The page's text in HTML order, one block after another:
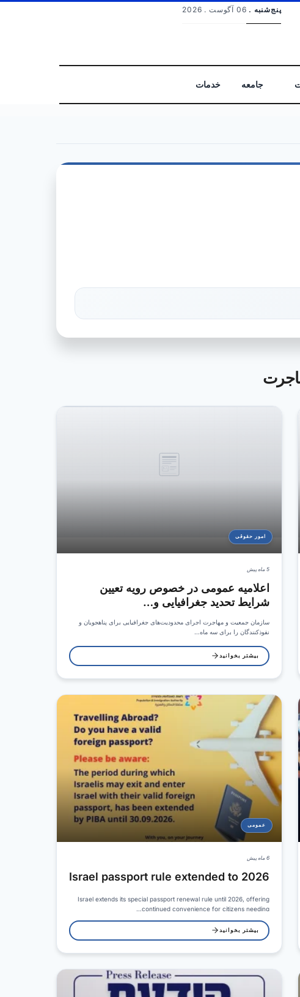
پنج‌شنبه . 06 آگوست . 2026
جامعه خدمات
امور حقوقی
5 ماه پیش
اعلامیه عمومی در خصوص رویه تعیین
شرایط تحدید جغرافیایی و…
سازمان جمعیت و مهاجرت اجرای محدودیت‌های جغرافیایی برای پناهجویان و
نفوذکنندگان را برای سه ماه…
بیشتر بخوانید
عمومی
6 ماه پیش
Israel passport rule extended to 2026
Israel extends its special passport renewal rule until 2026, offering
continued convenience for citizens needing…
بیشتر بخوانید